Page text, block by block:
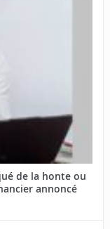
de la honte ou
annoncé